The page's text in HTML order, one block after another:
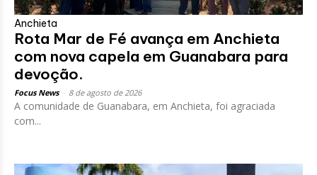
Anchieta
Rota Mar de Fé avança em Anchieta
com nova capela em Guanabara para
devoção.
Focus News 8 de agosto de 2026
A comunidade de Guanabara, em Anchieta, foi agraciada
com...